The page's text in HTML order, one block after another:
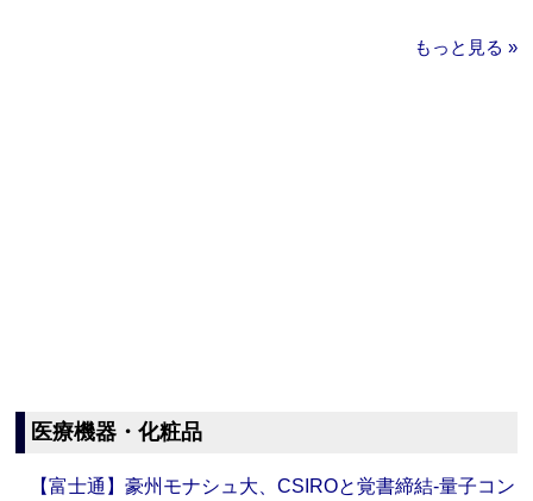
もっと見る »
医療機器・化粧品
【富士通】豪州モナシュ大、CSIROと覚書締結‐量子コン